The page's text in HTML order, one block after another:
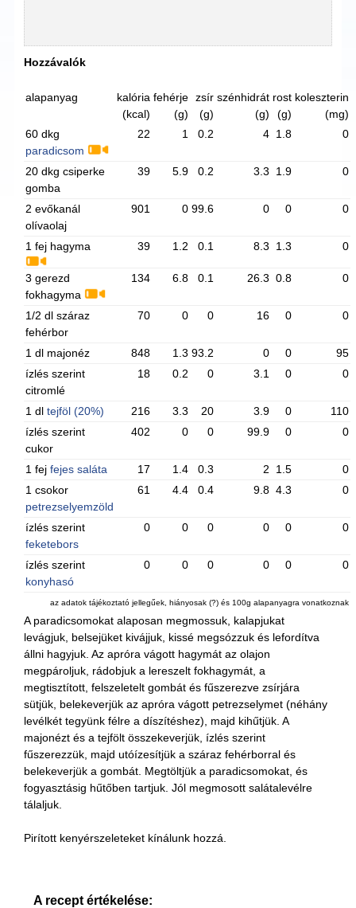
Hozzávalók
alapanyag
kalória
(kcal)
fehérje
(g)
zsír
(g)
szénhidrát
(g)
rost
(g)
koleszterin
(mg)
60 dkg
paradicsom
22 1 0.2 4 1.8 0
20 dkg csiperke
gomba
39 5.9 0.2 3.3 1.9 0
2 evőkanál
olívaolaj
901 0 99.6 0 0 0
1 fej hagyma 39 1.2 0.1 8.3 1.3 0
3 gerezd
fokhagyma
134 6.8 0.1 26.3 0.8 0
1/2 dl száraz
fehérbor
70 0 0 16 0 0
1 dl majonéz 848 1.3 93.2 0 0
95
ízlés szerint
citromlé
18 0.2 0 3.1 0 0
1 dltejföl (20%) 216 3.3 20 3.9 0
110
ízlés szerint
cukor
402 0 0 99.9 0 0
1 fejfejes saláta 17 1.4 0.3 2 1.5
0
1 csokor
petrezselyemzöld
61 4.4 0.4 9.8 4.3 0
ízlés szerint
feketebors
0 0 0 0 0 0
ízlés szerint
konyhasó
0 0 0 0 0 0
az adatok tájékoztató jellegűek, hiányosak (?) és 100g alapanyagra vonatkoznak
A paradicsomokat alaposan megmossuk, kalapjukat
levágjuk, belsejüket kivájjuk, kissé megsózzuk és lefordítva
állni hagyjuk. Az apróra vágott hagymát az olajon
megpároljuk, rádobjuk a lereszelt fokhagymát, a
megtisztított, felszeletelt gombát és fűszerezve zsírjára
sütjük, belekeverjük az apróra vágott petrezselymet (néhány
levélkét tegyünk félre a díszítéshez), majd kihűtjük. A
majonézt és a tejfölt összekeverjük, ízlés szerint
fűszerezzük, majd utóízesítjük a száraz fehérborral és
belekeverjük a gombát. Megtöltjük a paradicsomokat, és
fogyasztásig hűtőben tartjuk. Jól megmosott salátalevélre
tálaljuk.
Pirított kenyérszeleteket kínálunk hozzá.
A recept értékelése: